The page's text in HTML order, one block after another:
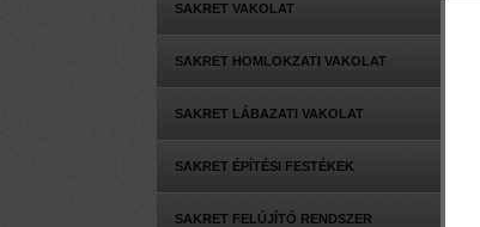
SAKRET VAKOLAT
SAKRET HOMLOKZATI VAKOLAT
SAKRET LÁBAZATI VAKOLAT
SAKRET ÉPÍTÉSI FESTÉKEK
SAKRET FELÚJÍTÓ RENDSZER